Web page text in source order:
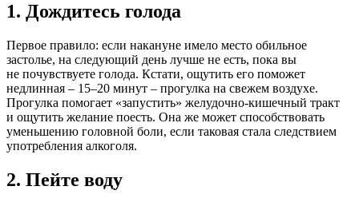
1. Дождитесь голода
Первое правило: если накануне имело место обильное
застолье, на следующий день лучше не есть, пока вы
не почувствуете голода. Кстати, ощутить его поможет
недлинная – 15–20 минут – прогулка на свежем воздухе.
Прогулка помогает «запустить» желудочно-кишечный тракт
и ощутить желание поесть. Она же может способствовать
уменьшению головной боли, если таковая стала следствием
употребления алкоголя.
2. Пейте воду